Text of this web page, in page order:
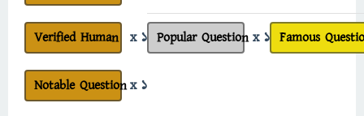
Verified Human x 1
Notable Questionx 1
Popular Question x 1 Famous